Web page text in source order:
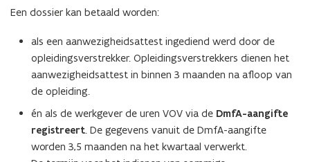
Een dossier kan betaald worden:
als een aanwezigheidsattest ingediend werd door de
opleidingsverstrekker. Opleidingsverstrekkers dienen het
aanwezigheidsattest in binnen 3 maanden na afloop van
de opleiding.
én als de werkgever de uren VOV via de DmfA-aangifte
registreert. De gegevens vanuit de DmfA-aangifte
worden 3,5 maanden na het kwartaal verwerkt.